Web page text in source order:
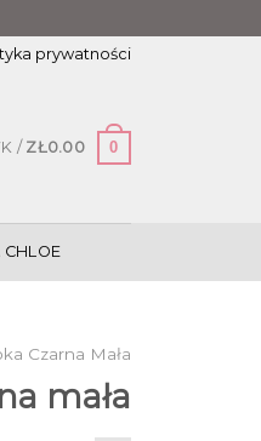
prywatności
/ ZŁ0.00 0
CHLOE
Czarna Mała
mała